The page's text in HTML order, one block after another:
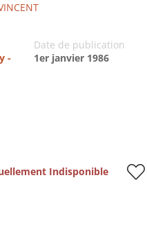
-
Date de publication
1er janvier 1986
Indisponible